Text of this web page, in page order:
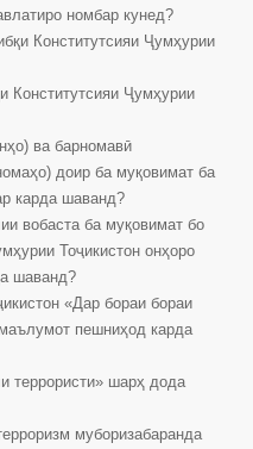
номбар кунед?
Конститутсияи Ҷумҳурии
Конститутсияи Ҷумҳурии
ва барномавӣ
доир ба муқовимат ба
карда шаванд?
вобаста ба муқовимат бо
Тоҷикистон онҳоро
шаванд?
«Дар бораи бораи
пешниҳод карда
террористи» шарҳ дода
муборизабаранда